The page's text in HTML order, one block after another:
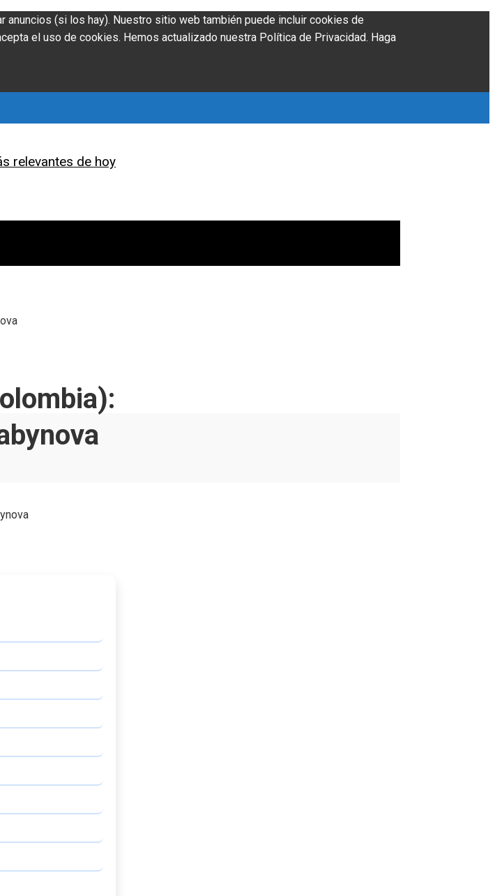
(si los hay). Nuestro sitio web también puede incluir cookies de
el uso de cookies. Hemos actualizado nuestra Política de Privacidad. Haga
relevantes de hoy